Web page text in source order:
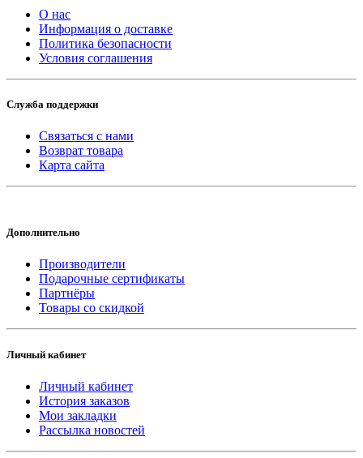
О нас
Информация о доставке
Политика безопасности
Условия соглашения
Служба поддержки
Связаться с нами
Возврат товара
Карта сайта
Дополнительно
Производители
Подарочные сертификаты
Партнёры
Товары со скидкой
Личный кабинет
Личный кабинет
История заказов
Мои закладки
Рассылка новостей